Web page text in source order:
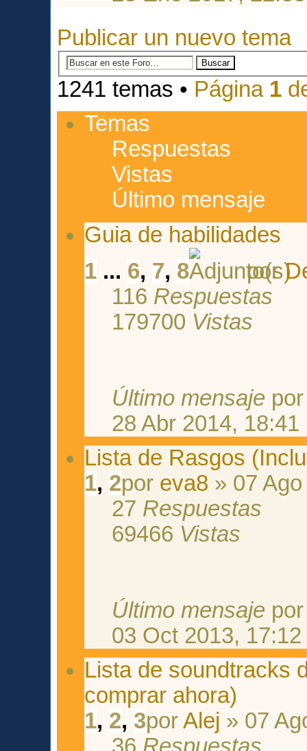
Publicar un nuevo tema
1241 temas • Página 1
Temas
Respuestas
Vistas
Último mensaje
Guia de habilidades
1 ... 6, 7, 8 por
116 Respuestas
179700 Vistas
Último mensaje
28 Abr 2014, 18:41
Lista de Rasgos
1, 2por eva8 » 07
27 Respuestas
69466 Vistas
Último mensaje
03 Oct 2013, 17:12
Lista de soundtracks
comprar ahora)
1, 2, 3porAlej » 07